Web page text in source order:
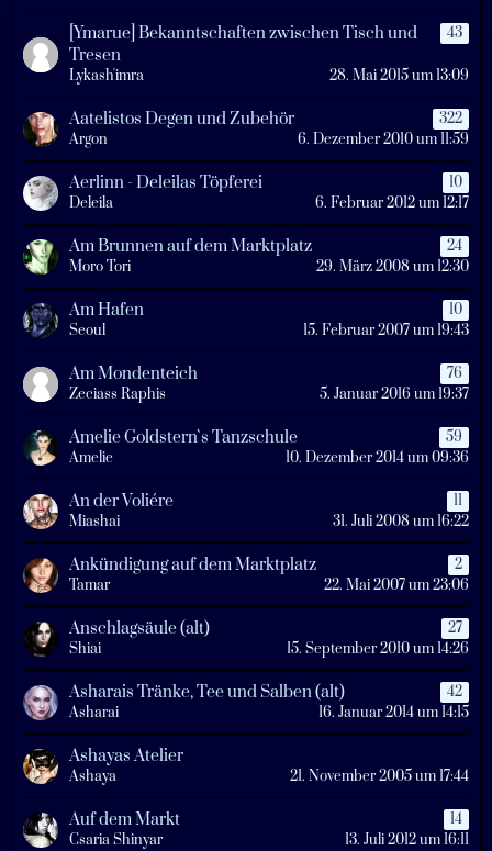
[Ymarue] Bekanntschaften zwischen Tisch und
Tresen
43
Lykash'imra 28. Mai 2015 um 13:09
Aatelistos Degen und Zubehör
322
Argon
6. Dezember 2010 um 11:59
Aerlinn - Deleilas Töpferei
10
Deleila
6. Februar 2012 um 12:17
Am Brunnen auf dem Marktplatz
24
Moro Tori
29. März 2008 um 12:30
Am Hafen
10
Seoul
15. Februar 2007 um 19:43
Am Mondenteich
76
Zeciass Raphis
5. Januar 2016 um 19:37
Amelie Goldstern`s Tanzschule
59
Amelie
10. Dezember 2014 um 09:36
An der Voliére
11
Miashai
31. Juli 2008 um 16:22
Ankündigung auf dem Marktplatz
2
Tamar
22. Mai 2007 um 23:06
Anschlagsäule (alt)
27
Shiai
15. September 2010 um 14:26
Asharais Tränke, Tee und Salben (alt)
42
Asharai
16. Januar 2014 um 14:15
Ashayas Atelier
Ashaya 21. November 2005 um 17:44
Auf dem Markt
14
Csaria Shinyar
13. Juli 2012 um 16:11